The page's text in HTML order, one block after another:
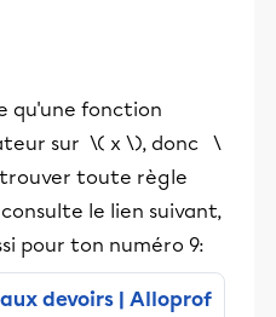
qu'une fonction
sur \( x \), donc \
toute règle
le lien suivant,
pour ton numéro 9:
devoirs | Alloprof